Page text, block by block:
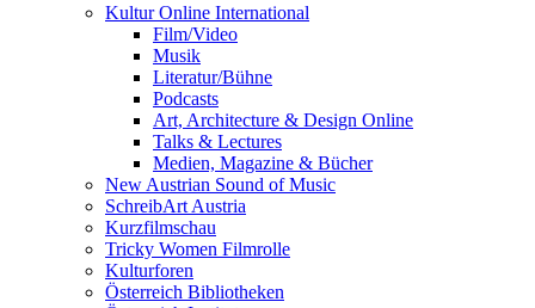
Kultur Online International
Film/Video
Musik
Literatur/Bühne
Podcasts
Art, Architecture & Design Online
Talks & Lectures
Medien, Magazine & Bücher
New Austrian Sound of Music
SchreibArt Austria
Kurzfilmschau
Tricky Women Filmrolle
Kulturforen
Österreich Bibliotheken